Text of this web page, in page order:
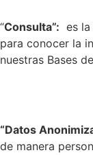
“Consulta”: es
para conocer la
nuestras Bases
“Datos
de manera